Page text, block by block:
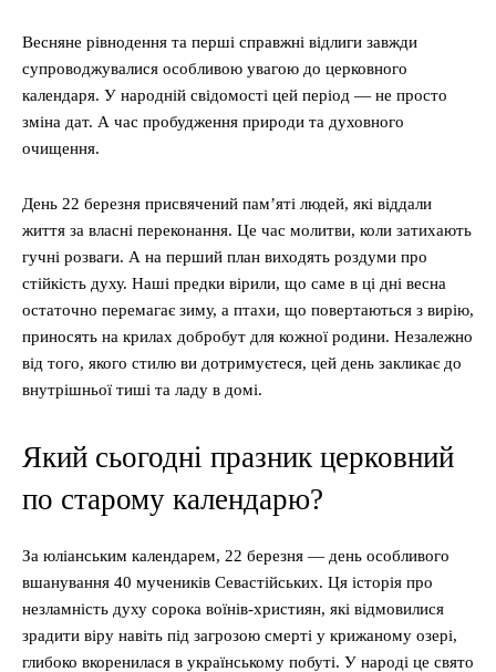
Весняне рівнодення та перші справжні відлиги завжди
супроводжувалися особливою увагою до церковного
календаря. У народній свідомості цей період — не просто
зміна дат. А час пробудження природи та духовного
очищення.
День 22 березня присвячений пам’яті людей, які віддали
життя за власні переконання. Це час молитви, коли затихають
гучні розваги. А на перший план виходять роздуми про
стійкість духу. Наші предки вірили, що саме в ці дні весна
остаточно перемагає зиму, а птахи, що повертаються з вирію,
приносять на крилах добробут для кожної родини. Незалежно
від того, якого стилю ви дотримуєтеся, цей день закликає до
внутрішньої тиші та ладу в домі.
Який сьогодні празник церковний
по старому календарю?
За юліанським календарем, 22 березня — день особливого
вшанування 40 мучеників Севастійських. Ця історія про
незламність духу сорока воїнів-християн, які відмовилися
зрадити віру навіть під загрозою смерті у крижаному озері,
глибоко вкоренилася в українському побуті. У народі це свято